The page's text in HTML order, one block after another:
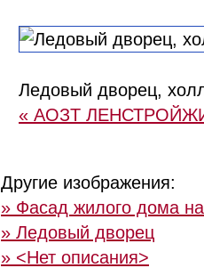
Ледовый дворец,
« АОЗТ
Другие изображения:
» Фасад жилого дома
» Ледовый дворец
» <Нет описания>